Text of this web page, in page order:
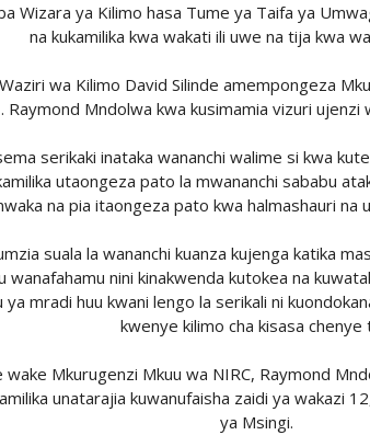
Wizara ya Kilimo hasa Tume ya Taifa ya
na kukamilika kwa wakati ili uwe na tija kwa
wa Kilimo David Silinde amempongeza
Raymond Mndolwa kwa kusimamia vizuri ujenzi
serikaki inataka wananchi walime si kwa
utaongeza pato la mwananchi sababu
na pia itaongeza pato kwa halmashauri na
suala la wananchi kuanza kujenga katika
wanafahamu nini kinakwenda kutokea na
ya mradi huu kwani lengo la serikali ni
kwenye kilimo cha kisasa chenye
wake Mkurugenzi Mkuu wa NIRC, Raymond
unatarajia kuwanufaisha zaidi ya wakazi
ya Msingi.